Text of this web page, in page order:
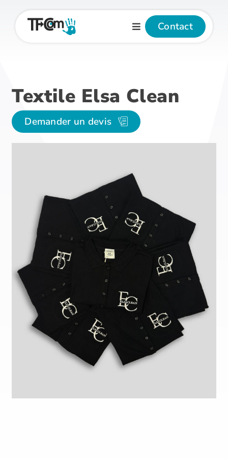
contenu
Contact
Textile Elsa Clean
Demander un devis